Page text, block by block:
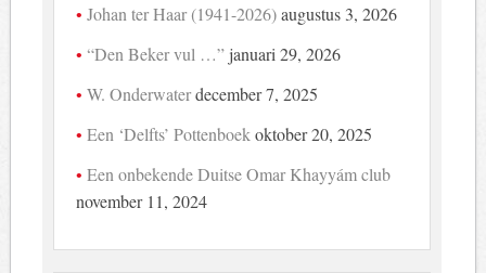
Johan ter Haar (1941-2026) augustus 3, 2026
“Den Beker vul …” januari 29, 2026
W. Onderwaterdecember 7, 2025
Een ‘Delfts’ Pottenboek oktober 20, 2025
Een onbekende Duitse Omar Khayyám club
november 11, 2024